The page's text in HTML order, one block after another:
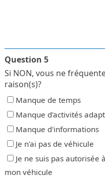
Question 5
Si NON, vous ne
raison(s)?
Manque de temps
Manque d'activités
Manque d'informations
Je n'ai pas de véhicule
Je ne suis pas
mon véhicule